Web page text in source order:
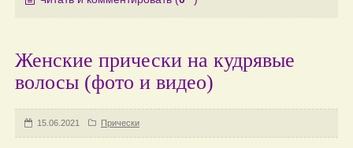
Женские прически на кудрявые
волосы (фото и видео)
15.06.2021 Прически